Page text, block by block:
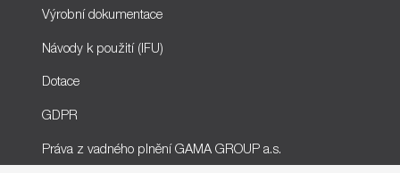
Výrobní dokumentace
Návody k použití (IFU)
Dotace
GDPR
Práva z vadného plnění GAMA GROUP a.s.